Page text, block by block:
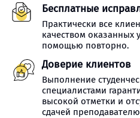
Бесплатные
Практически все
качеством оказанных
помощью повторно.
Доверие клиентов
Выполнение
специалистами
высокой отметки и
сдачей